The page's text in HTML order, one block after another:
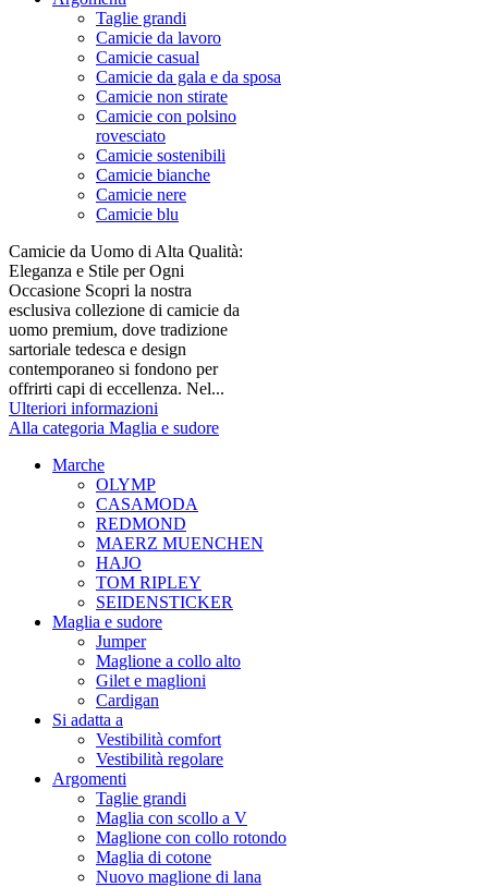
Taglie grandi
Camicie da lavoro
Camicie casual
Camicie da gala e da sposa
Camicie non stirate
Camicie con polsino
rovesciato
Camicie sostenibili
Camicie bianche
Camicie nere
Camicie blu
Camicie da Uomo di Alta Qualità:
Eleganza e Stile per Ogni
Occasione Scopri la nostra
esclusiva collezione di camicie da
uomo premium, dove tradizione
sartoriale tedesca e design
contemporaneo si fondono per
offrirti capi di eccellenza. Nel...
Ulteriori informazioni
Alla categoria Maglia e sudore
Marche
OLYMP
CASAMODA
REDMOND
MAERZ MUENCHEN
HAJO
TOM RIPLEY
SEIDENSTICKER
Maglia e sudore
Jumper
Maglione a collo alto
Gilet e maglioni
Cardigan
Si adatta a
Vestibilità comfort
Vestibilità regolare
Argomenti
Taglie grandi
Maglia con scollo a V
Maglione con collo rotondo
Maglia di cotone
Nuovo maglione di lana